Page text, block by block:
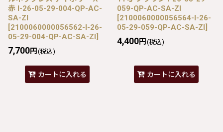
赤 I-26-05-29-004-QP-AC-
SA-ZI
[2100060000056562-I-26-
05-29-004-QP-AC-SA-ZI]
7,700円 (税込)
カートに入れる
059-QP-AC-SA-ZI
[2100060000056564-I-26-
05-29-059-QP-AC-SA-ZI]
4,400円 (税込)
カートに入れる